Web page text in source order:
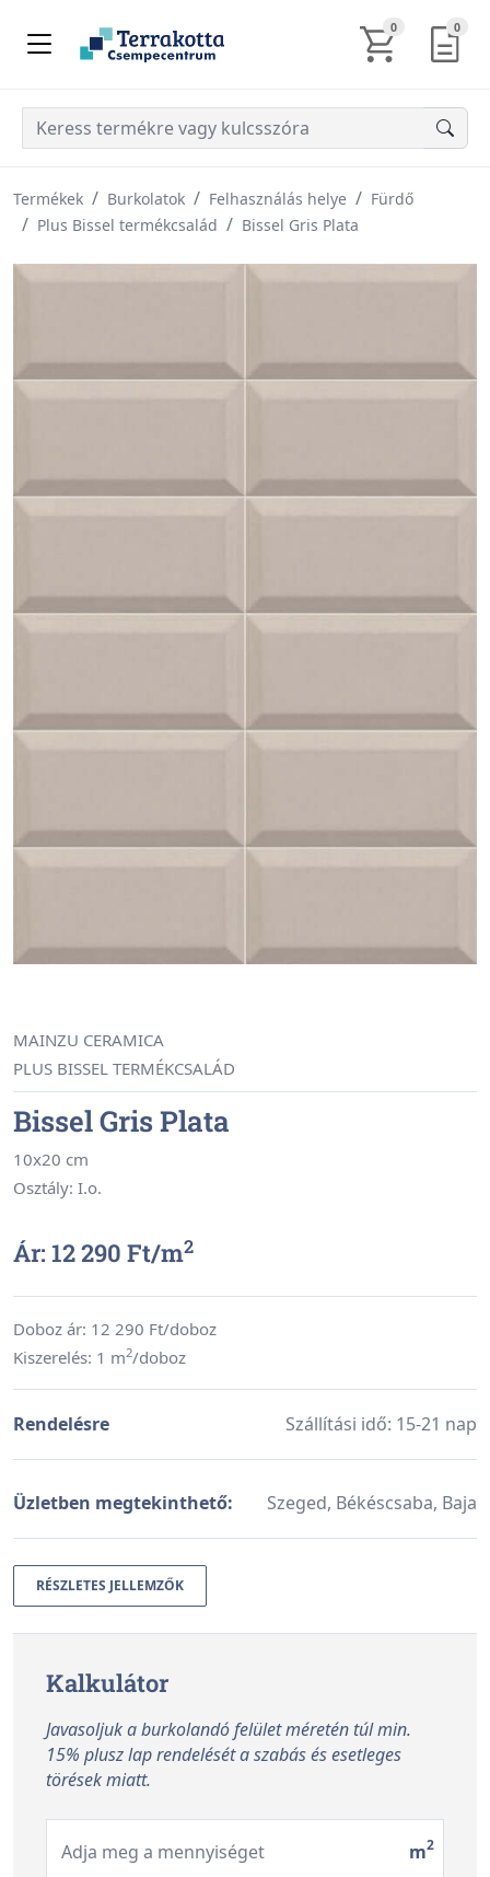
0KOSÁR 0
Termékek Burkolatok Felhasználás helye
Fürdő
Plus Bissel termékcsalád
Bissel Gris Plata
MAINZU CERAMICA
PLUS BISSEL TERMÉKCSALÁD
Bissel Gris Plata
10x20 cm
Osztály: I.o.
Ár: 12 290 Ft/m2
Doboz ár: 12 290 Ft/doboz
Kiszerelés: 1 m2/doboz
Rendelésre Szállítási idő: 15-21 nap
Üzletben megtekinthető: Szeged, Békéscsaba, Baja
RÉSZLETES JELLEMZŐK
Kalkulátor
Javasoljuk a burkolandó felület méretén túl min.
15% plusz lap rendelését a szabás és esetleges
törések miatt.
Adja meg a mennyiséget m2